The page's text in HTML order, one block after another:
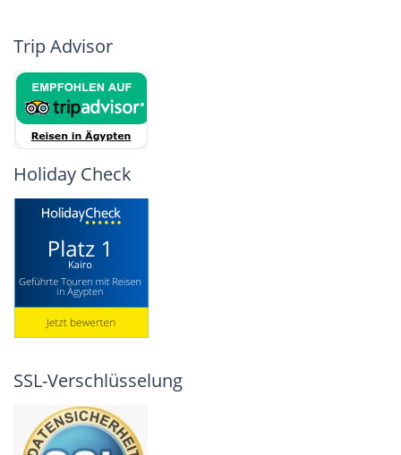
Trip Advisor
Holiday Check
SSL-Verschlüsselung